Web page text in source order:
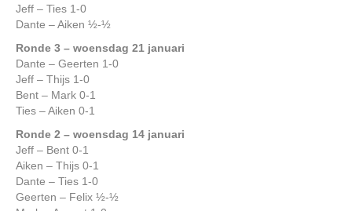
Jeff – Ties 1-0
Dante – Aiken ½-½
Ronde 3 – woensdag 21 januari
Dante – Geerten 1-0
Jeff – Thijs 1-0
Bent – Mark 0-1
Ties – Aiken 0-1
Ronde 2 – woensdag 14 januari
Jeff – Bent 0-1
Aiken – Thijs 0-1
Dante – Ties 1-0
Geerten – Felix ½-½